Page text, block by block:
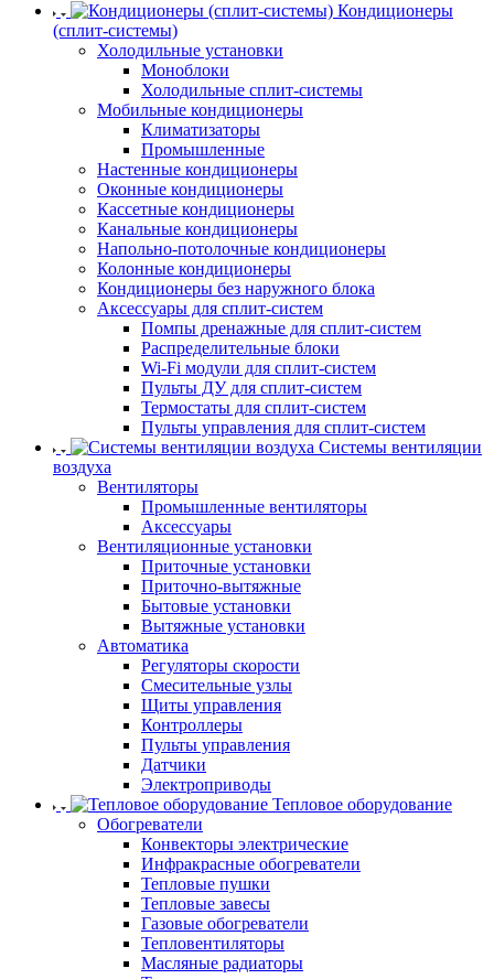
Кондиционеры
(сплит-системы)
Холодильные установки
Моноблоки
Холодильные сплит-системы
Мобильные кондиционеры
Климатизаторы
Промышленные
Настенные кондиционеры
Оконные кондиционеры
Кассетные кондиционеры
Канальные кондиционеры
Напольно-потолочные кондиционеры
Колонные кондиционеры
Кондиционеры без наружного блока
Аксессуары для сплит-систем
Помпы дренажные для сплит-систем
Распределительные блоки
Wi-Fi модули для сплит-систем
Пульты ДУ для сплит-систем
Термостаты для сплит-систем
Пульты управления для сплит-систем
Системы вентиляции
воздуха
Вентиляторы
Промышленные вентиляторы
Аксессуары
Вентиляционные установки
Приточные установки
Приточно-вытяжные
Бытовые установки
Вытяжные установки
Автоматика
Регуляторы скорости
Смесительные узлы
Щиты управления
Контроллеры
Пульты управления
Датчики
Электроприводы
Тепловое оборудование
Обогреватели
Конвекторы электрические
Инфракрасные обогреватели
Тепловые пушки
Тепловые завесы
Газовые обогреватели
Тепловентиляторы
Масляные радиаторы